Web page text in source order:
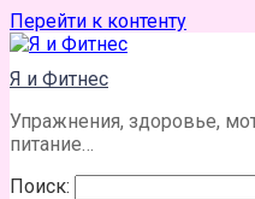
Перейти к контенту
Я и Фитнес
Упражнения, здоровье,
питание…
Поиск: